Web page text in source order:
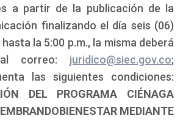
a partir de la publicación de la
finalizando el día seis (06)
la 5:00 p.m., la misma deberá
correo: juridico@siec.gov.co;
las siguientes condiciones:
DEL PROGRAMA CIÉNAGA
MEDIANTE